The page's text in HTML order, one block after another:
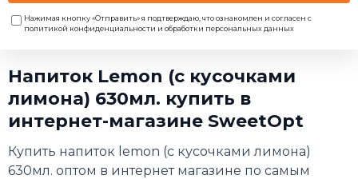
Нажимая кнопку «Отправить» я подтверждаю, что ознакомлен и согласен с
политикой конфиденциальности и обработки персональных данных
Напиток Lemon (с кусочками
лимона) 630мл. купить в
интернет-магазине SweetOpt
Купить напиток lemon (с кусочками лимона)
630мл. оптом в интернет магазине по самым